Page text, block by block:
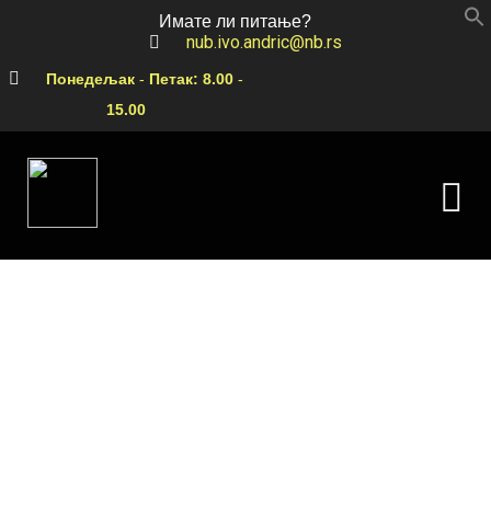
Имате ли питање?
nub.ivo.andric@nb.rs
Понедељак - Петак: 8.00 -
15.00